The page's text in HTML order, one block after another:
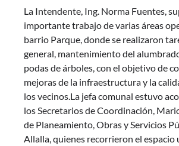
La Intendente, Ing. Norma Fuentes,
importante trabajo de varias áreas
barrio Parque, donde se realizaron
general, mantenimiento del
podas de árboles, con el objetivo de
mejoras de la infraestructura y la
los vecinos.La jefa comunal estuvo
los Secretarios de Coordinación,
de Planeamiento, Obras y Servicios
Allalla, quienes recorrieron el espacio